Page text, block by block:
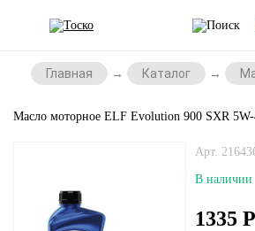
Главная Каталог
Масло моторное ELF Evolution 900 SXR
Арт.
В наличии
1335 Р